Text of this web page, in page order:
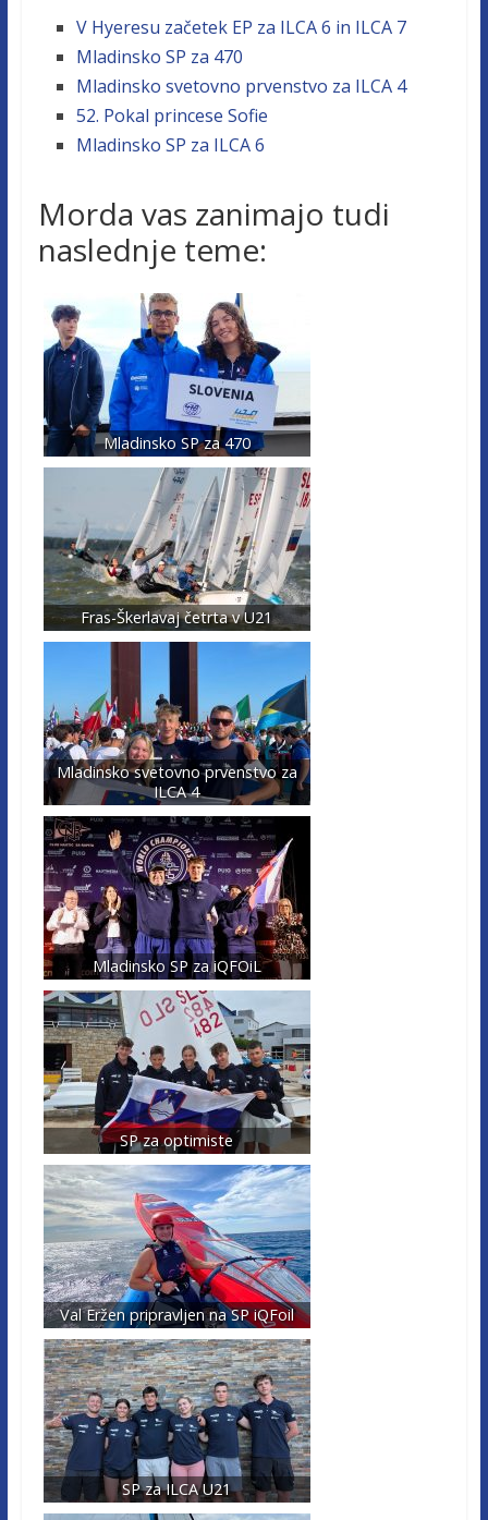
V Hyeresu začetek EP za ILCA 6 in ILCA 7
Mladinsko SP za 470
Mladinsko svetovno prvenstvo za ILCA 4
52. Pokal princese Sofie
Mladinsko SP za ILCA 6
Morda vas zanimajo tudi
naslednje teme:
Mladinsko SP za 470
Fras-Škerlavaj četrta v U21
Mladinsko svetovno prvenstvo za
ILCA 4
Mladinsko SP za iQFOiL
SP za optimiste
Val Eržen pripravljen na SP iQFoil
SP za ILCA U21